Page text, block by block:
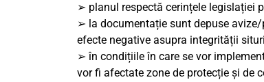
➢ planul respectă cerințele legislației
➢ la documentație sunt depuse
efecte negative asupra integrității
➢ în condițiile în care se vor
vor fi afectate zone de protecție și de